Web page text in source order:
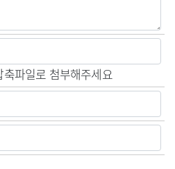
축파일로 첨부해주세요